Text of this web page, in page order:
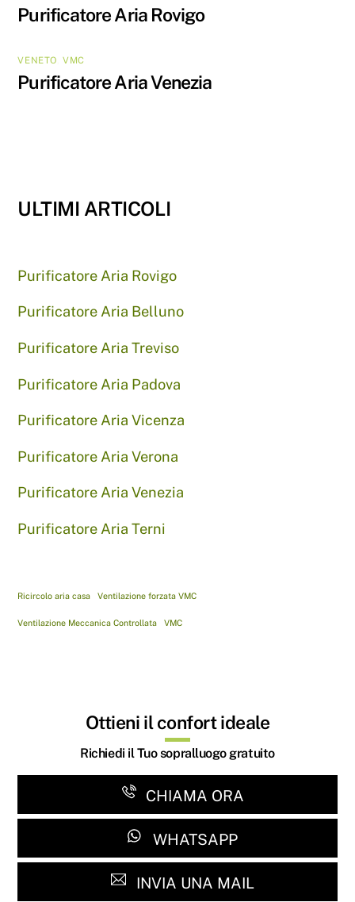
Purificatore Aria Rovigo
VENETO ,VMC
Purificatore Aria Venezia
ULTIMI ARTICOLI
Purificatore Aria Rovigo
Purificatore Aria Belluno
Purificatore Aria Treviso
Purificatore Aria Padova
Purificatore Aria Vicenza
Purificatore Aria Verona
Purificatore Aria Venezia
Purificatore Aria Terni
Ricircolo aria casa Ventilazione forzata VMC
Ventilazione Meccanica Controllata VMC
Ottieni il confort ideale
Richiedi il Tuo sopralluogo gratuito
CHIAMA ORA
WHATSAPP
INVIA UNA MAIL